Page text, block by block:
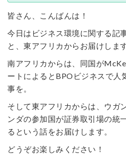
皆さん、こんばんは！
今日はビジネス環境に関する記
と、東アフリカからお届けします
南アフリカからは、同国が
ートによるとBPOビジネスで人
事を。
そして東アフリカからは、ウガ
ンダの参加国が証券取引場の統
るという話をお届けします。
どうぞお楽しみください！